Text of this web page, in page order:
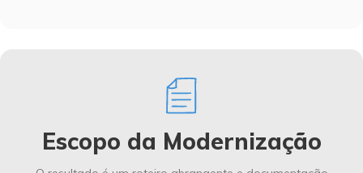
Escopo da Modernização